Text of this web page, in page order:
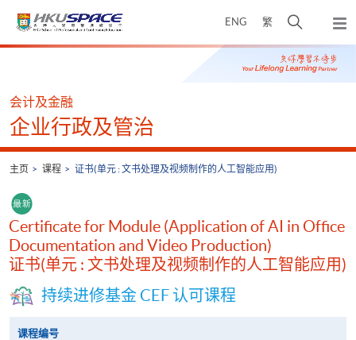
ENG 繁
开
搜
寻
弹
出
主
Main
会计及金融
企业行政及管治
主页 课程 证书(单元 : 文书处理及视频制作的人工智能应用)
Certificate for Module (Application of AI in Office
Documentation and Video Production)
证书(单元 : 文书处理及视频制作的人工智能应用)
持续进修基金 CEF 认可课程
课程编号